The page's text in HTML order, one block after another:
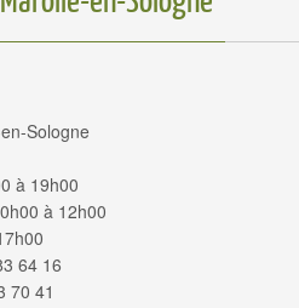
Sologne
à 19h00
à 12h00
64 16
70 41